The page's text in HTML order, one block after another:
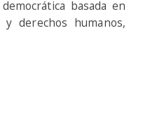
basada en
derechos humanos,